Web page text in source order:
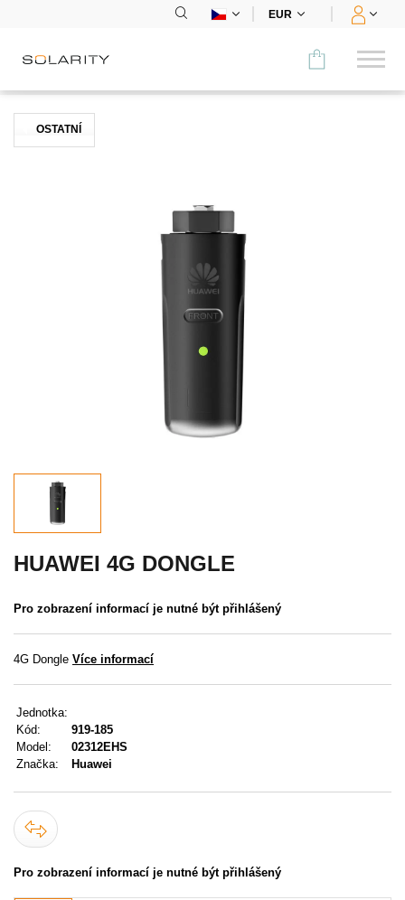
EUR
Porovnat
MENU
KONTAKTY
UŽIVATELSKÉ MENU
Přihlášení
Zapomenuté heslo
OSTATNÍ
HUAWEI 4G DONGLE
Pro zobrazení informací je nutné být přihlášený
4G Dongle Více informací
Jednotka:
Kód:
919-185
Model:
02312EHS
Značka:
Huawei
Pro zobrazení informací je nutné být přihlášený